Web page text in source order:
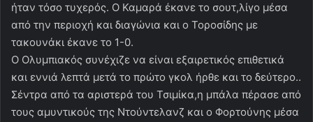
ήταν τόσο τυχερός. Ο Καμαρά έκανε το σουτ,λίγο μέσα
από την περιοχή και διαγώνια και ο Τοροσίδης με
τακουνάκι έκανε το 1-0.
Ο Ολυμπιακός συνέχιζε να είναι εξαιρετικός επιθετικά
και εννιά λεπτά μετά το πρώτο γκολ ήρθε και το δεύτερο..
Σέντρα από τα αριστερά του Τσιμίκα,η μπάλα πέρασε από
τους αμυντικούς της Ντούντελανζ και ο Φορτούνης μέσα